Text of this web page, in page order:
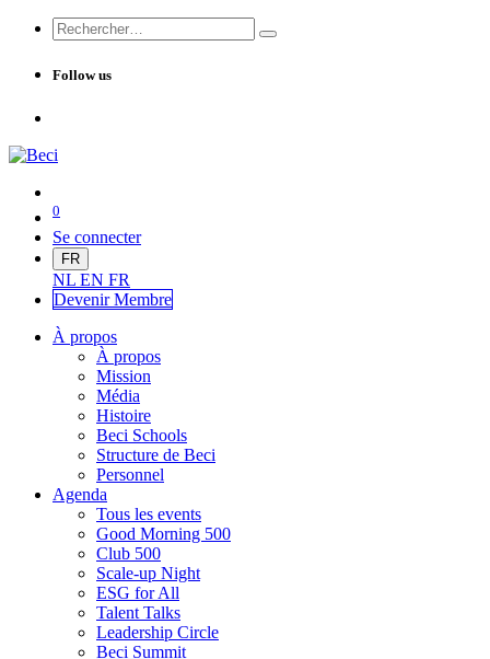
Follow us
0
Se connecter
FR
NL EN FR
Devenir Membre
À propos
À propos
Mission
Média
Histoire
Beci Schools
Structure de Beci
Personnel
Agenda
Tous les events
Good Morning 500
Club 500
Scale-up Night
ESG for All
Talent Talks
Leadership Circle
Beci Summit